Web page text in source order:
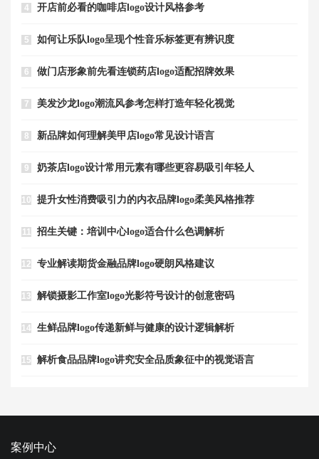
4 开店前必看的咖啡店logo设计风格参考
5 如何让乐队logo呈现个性音乐标签更有辨识度
6 做门店形象前先看连锁药店logo适配招牌效果
7 美发沙龙logo潮流风参考怎样打造年轻化视觉
8 新品牌如何理解美甲店logo常见设计语言
9 奶茶店logo设计常用元素有哪些更容易吸引年轻人
10 提升女性消费吸引力的内衣品牌logo柔美风格推荐
11 招生关键：培训中心logo适合什么色调解析
12 专业解读期货金融品牌logo硬朗风格建议
13 解锁摄影工作室logo光影符号设计的创意密码
14 生鲜品牌logo传递新鲜与健康的设计逻辑解析
15 解析食品品牌logo讲究安全品质象征中的视觉语言
案例中心